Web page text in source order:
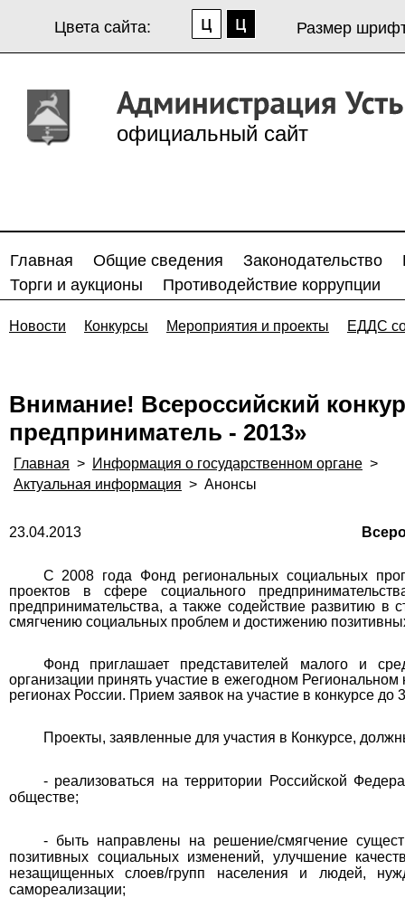
Цвета сайта: Размер
официальный сайт
Главная Общие сведения Законодательство
Торги и аукционы
Противодействие коррупции
Новости Конкурсы Мероприятия и проекты ЕДДС
Внимание! Всероссийский
предприниматель - 2013»
Главная > Информация о государственном органе >
Актуальная информация > Анонсы
23.04.2013 Всероссийский конкурс
С 2008 года Фонд региональных социальных
проектов в сфере социального
предпринимательства, а также содействие развитию в
смягчению социальных проблем и достижению
Фонд приглашает представителей малого и
организации принять участие в ежегодном
регионах России. Прием заявок на участие в конкурсе до
Проекты, заявленные для участия в Конкурсе,
- реализоваться на территории Российской
обществе;
- быть направлены на решение/смягчение
позитивных социальных изменений, улучшение
незащищенных слоев/групп населения и людей,
самореализации;